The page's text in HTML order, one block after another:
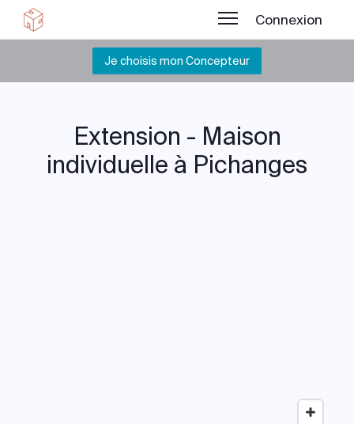
Connexion
Je choisis mon Concepteur
Extension - Maison
individuelle à Pichanges